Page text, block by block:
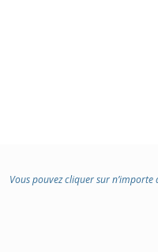
Vous pouvez cliquer sur